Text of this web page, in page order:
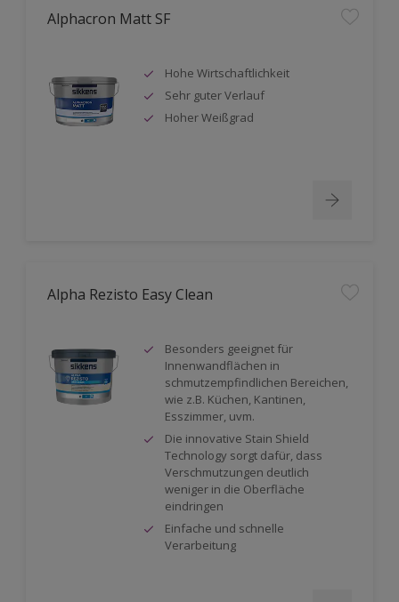
Alphacron Matt SF
Hohe Wirtschaftlichkeit
Sehr guter Verlauf
Hoher Weißgrad
Alpha Rezisto Easy Clean
Besonders geeignet für
Innenwandflächen in
schmutzempfindlichen Bereichen,
wie z.B. Küchen, Kantinen,
Esszimmer, uvm.
Die innovative Stain Shield
Technology sorgt dafür, dass
Verschmutzungen deutlich
weniger in die Oberfläche
eindringen
Einfache und schnelle
Verarbeitung